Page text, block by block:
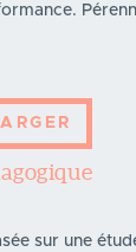
sur une